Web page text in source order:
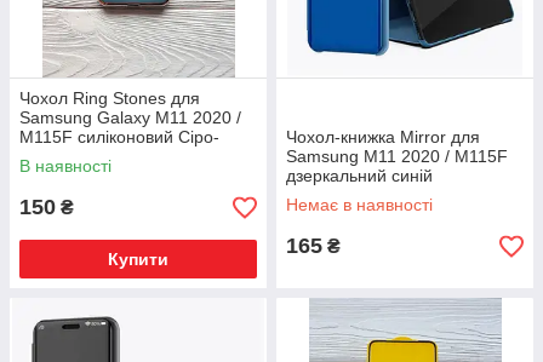
Чохол Ring Stones для
Samsung Galaxy M11 2020 /
M115F силіконовий Сіро-
блакитний
В наявності
150 ₴
Купити
Чохол-книжка Mirror для
Samsung M11 2020 / M115F
дзеркальний синій
Немає в наявності
165 ₴